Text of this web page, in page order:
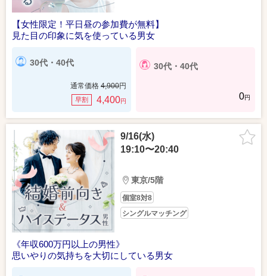
【女性限定！平日昼の参加費が無料】
見た目の印象に気を使っている男女
30代・40代
通常価格 4,900円
早割 4,400円
30代・40代
0円
9/16(水)
19:10〜20:40
東京/5階
個室8対8
シングルマッチング
《年収600万円以上の男性》
思いやりの気持ちを大切にしている男女